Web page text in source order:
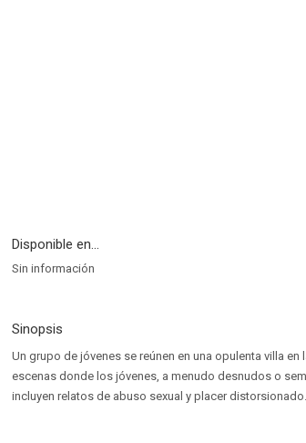
Disponible en...
Sin información
Sinopsis
Un grupo de jóvenes se reúnen en una opulenta villa
escenas donde los jóvenes, a menudo desnudos o
incluyen relatos de abuso sexual y placer distorsionado.